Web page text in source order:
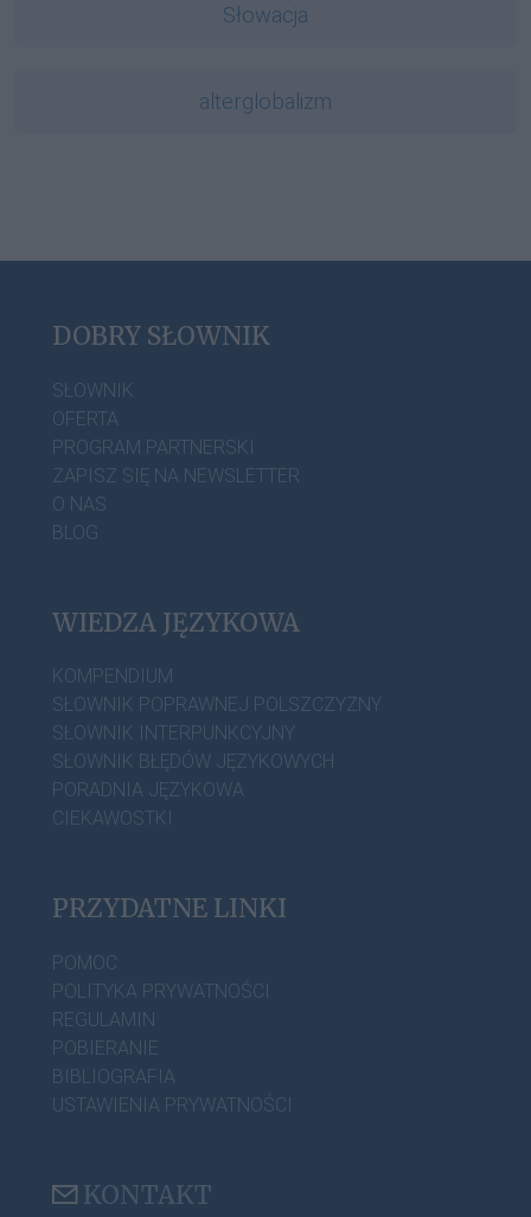
Słowacja
alterglobalizm
DOBRY SŁOWNIK
SŁOWNIK
OFERTA
PROGRAM PARTNERSKI
ZAPISZ SIĘ NA NEWSLETTER
O NAS
BLOG
WIEDZA JĘZYKOWA
KOMPENDIUM
SŁOWNIK POPRAWNEJ POLSZCZYZNY
SŁOWNIK INTERPUNKCYJNY
SŁOWNIK BŁĘDÓW JĘZYKOWYCH
PORADNIA JĘZYKOWA
CIEKAWOSTKI
PRZYDATNE LINKI
POMOC
POLITYKA PRYWATNOŚCI
REGULAMIN
POBIERANIE
BIBLIOGRAFIA
USTAWIENIA PRYWATNOŚCI
KONTAKT